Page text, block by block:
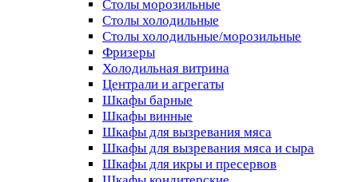
Столы морозильные
Столы холодильные
Столы холодильные/морозильные
Фризеры
Холодильная витрина
Централи и агрегаты
Шкафы барные
Шкафы винные
Шкафы для вызревания мяса
Шкафы для вызревания мяса и сыра
Шкафы для икры и пресервов